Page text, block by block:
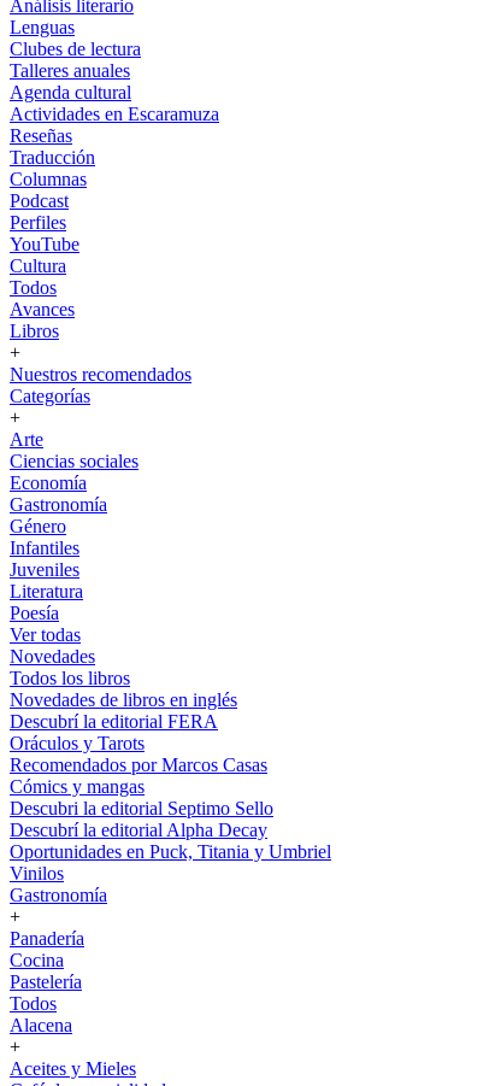
Análisis literario
Lenguas
Clubes de lectura
Talleres anuales
Agenda cultural
Actividades en Escaramuza
Reseñas
Traducción
Columnas
Podcast
Perfiles
YouTube
Cultura
Todos
Avances
Libros
+
Nuestros recomendados
Categorías
+
Arte
Ciencias sociales
Economía
Gastronomía
Género
Infantiles
Juveniles
Literatura
Poesía
Ver todas
Novedades
Todos los libros
Novedades de libros en inglés
Descubrí la editorial FERA
Oráculos y Tarots
Recomendados por Marcos Casas
Cómics y mangas
Descubri la editorial Septimo Sello
Descubrí la editorial Alpha Decay
Oportunidades en Puck, Titania y Umbriel
Vinilos
Gastronomía
+
Panadería
Cocina
Pastelería
Todos
Alacena
+
Aceites y Mieles